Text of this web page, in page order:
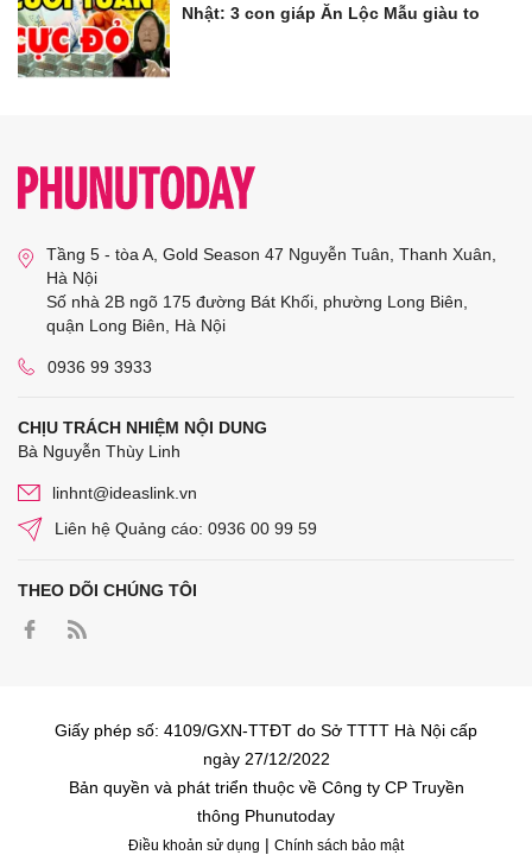
Nhật: 3 con giáp Ăn Lộc Mẫu giàu to
Tầng 5 - tòa A, Gold Season 47 Nguyễn Tuân, Thanh Xuân,
Hà Nội
Số nhà 2B ngõ 175 đường Bát Khối, phường Long Biên,
quận Long Biên, Hà Nội
0936 99 3933
CHỊU TRÁCH NHIỆM NỘI DUNG
Bà Nguyễn Thùy Linh
linhnt@ideaslink.vn
Liên hệ Quảng cáo: 0936 00 99 59
THEO DÕI CHÚNG TÔI
Giấy phép số: 4109/GXN-TTĐT do Sở TTTT Hà Nội cấp
ngày 27/12/2022
Bản quyền và phát triển thuộc về Công ty CP Truyền
thông Phunutoday
Điều khoản sử dụng | Chính sách bảo mật